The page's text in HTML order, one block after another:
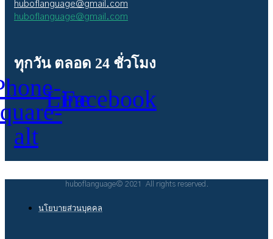
huboflanguage@gmail.com
huboflanguage@gmail.com
ทุกวัน ตลอด 24 ชั่วโมง
alt
Line
Facebook
huboflanguage© 2021 All rights reserved.
นโยบายส่วนบุคคล